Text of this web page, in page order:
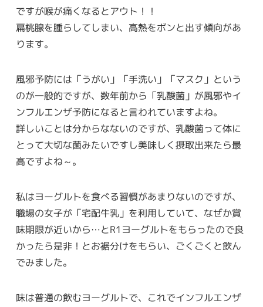
ですが喉が痛くなるとアウト！！
扁桃腺を腫らしてしまい、高熱をボンと出す傾向があ
ります。
風邪予防には「うがい」「手洗い」「マスク」という
のが一般的ですが、数年前から「乳酸菌」が風邪やイ
ンフルエンザ予防になると言われていますよね。
詳しいことは分からなないのですが、乳酸菌って体に
とって大切な菌みたいですし美味しく摂取出来たら最
高ですよね～。
私はヨーグルトを食べる習慣があまりないのですが、
職場の女子が「宅配牛乳」を利用していて、なぜか賞
味期限が近いから…とR1ヨーグルトをもらったので良
かったら是非！とお裾分けをもらい、ごくごくと飲ん
でみました。
味は普通の飲むヨーグルトで、これでインフルエンザ